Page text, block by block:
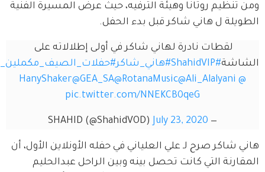
روتانا وهيئة الترفيه، حيث عرض المسيرة الفنية
ل هاني شاكر قبل بدء الحفل.
لقطات نادرة لهاني شاكر في أولى إطلالاته على
#ShahidVIP #هاني_شاكر#حفلات_الصيف_مكملين_معاكم
@GEA_SA@RotanaMusic
pic.twitter.com/NNEKCB0qeG
July 23, 2020
صرح لـ علي العلياني في حفله الأونلاين الأول، أن
التي كانت تحصل بينه وبين الراحل عبدالحليم